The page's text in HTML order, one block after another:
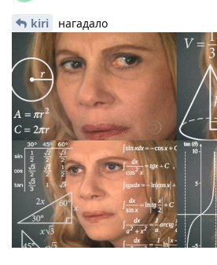
kiri нагадало